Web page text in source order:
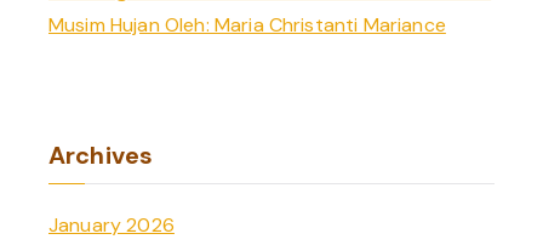
Musim Hujan Oleh: Maria Christanti Mariance
Archives
January 2026